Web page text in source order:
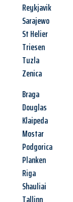
Reykjavik
Sarajewo
St Helier
Triesen
Tuzla
Zenica
Braga
Douglas
Klaipeda
Mostar
Podgorica
Planken
Riga
Shauliai